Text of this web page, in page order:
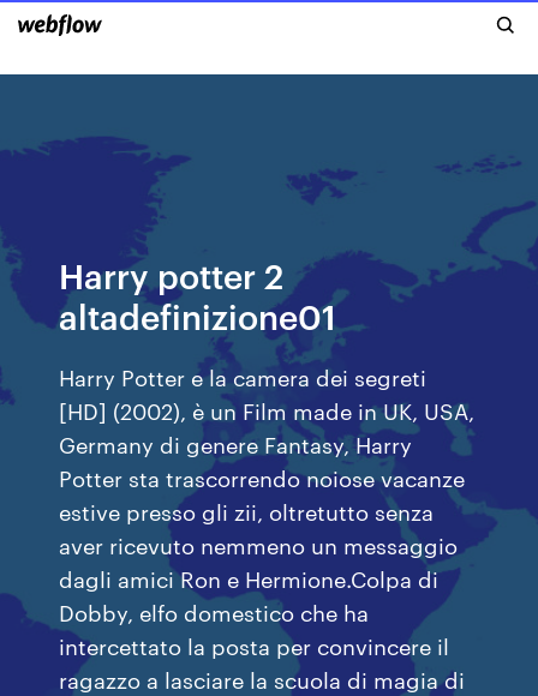
Harry potter 2
altadefinizione01
Harry Potter e la camera dei segreti
[HD] (2002), è un Film made in UK, USA,
Germany di genere Fantasy, Harry
Potter sta trascorrendo noiose vacanze
estive presso gli zii, oltretutto senza
aver ricevuto nemmeno un messaggio
dagli amici Ron e Hermione.Colpa di
Dobby, elfo domestico che ha
intercettato la posta per convincere il
ragazzo a lasciare la scuola di magia di